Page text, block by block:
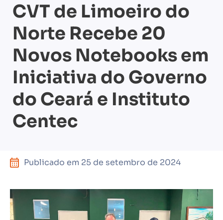
CVT de Limoeiro do
Norte Recebe 20
Novos Notebooks em
Iniciativa do Governo
do Ceará e Instituto
Centec
Publicado em 25 de setembro de 2024